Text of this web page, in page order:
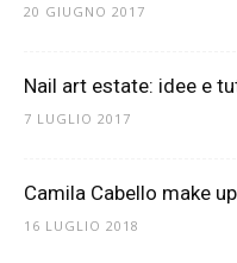
20 GIUGNO 2017
Nail art estate: idee e
7 LUGLIO 2017
Camila Cabello make
16 LUGLIO 2018